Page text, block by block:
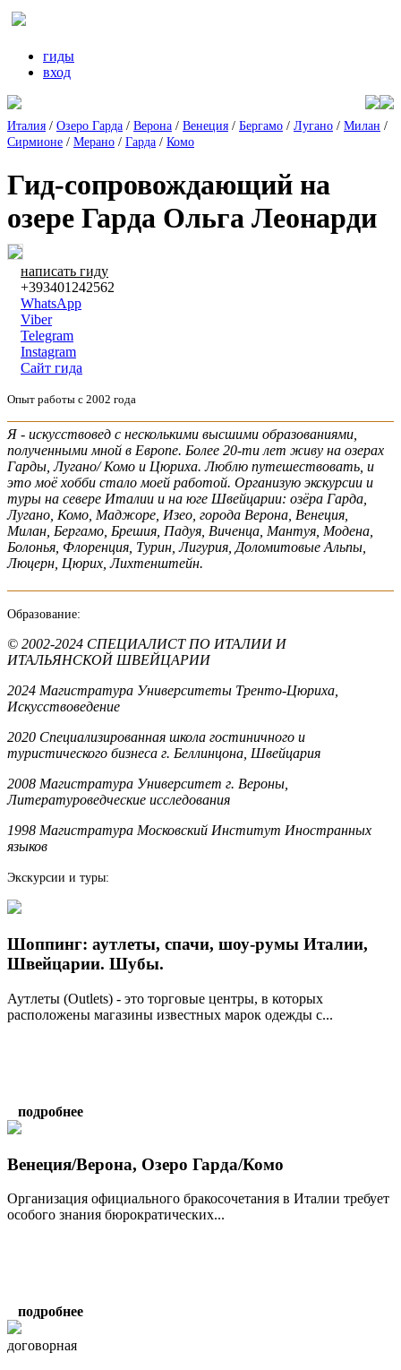
гиды
вход
Италия / Озеро Гарда / Верона / Венеция / Бергамо / Лугано / Милан /
Сирмионе / Мерано / Гарда / Комо
Гид-сопровождающий на
озере Гарда Ольга Леонарди
написать гиду
+393401242562
WhatsApp
Viber
Telegram
Instagram
Сайт гида
Опыт работы с 2002 года
Я - искусствовед с несколькими высшими образованиями,
полученными мной в Европе. Более 20-ти лет живу на озерах
Гарды, Лугано/ Комо и Цюриха. Люблю путешествовать, и
это моё хобби стало моей работой. Организую экскурсии и
туры на севере Италии и на юге Швейцарии: озёра Гарда,
Лугано, Комо, Маджоре, Изео, города Верона, Венеция,
Милан, Бергамо, Брешия, Падуя, Виченца, Мантуя, Модена,
Болонья, Флоренция, Турин, Лигурия, Доломитовые Альпы,
Люцерн, Цюрих, Лихтенштейн.
Образование:
© 2002-2024 СПЕЦИАЛИСТ ПО ИТАЛИИ И
ИТАЛЬЯНСКОЙ ШВЕЙЦАРИИ
2024 Магистратура Университеты Тренто-Цюриха,
Искусствоведение
2020 Специализированная школа гостиничного и
туристического бизнеса г. Беллинцона, Швейцария
2008 Магистратура Университет г. Вероны,
Литературоведческие исследования
1998 Магистратура Московский Институт Иностранных
языков
Экскурсии и туры:
Шоппинг: аутлеты, спачи, шоу-румы Италии,
Швейцарии. Шубы.
Аутлеты (Outlets) - это торговые центры, в которых
расположены магазины известных марок одежды с...
подробнее
Венеция/Верона, Озеро Гарда/Комо
Организация официального бракосочетания в Италии требует
особого знания бюрократических...
подробнее
договорная